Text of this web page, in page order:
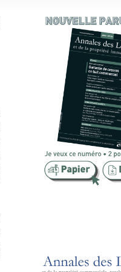
Baux commerciaux
Baux d'habitation
Collectivités territoriales
Construction
Copropriété
Domaine
Fiscalité